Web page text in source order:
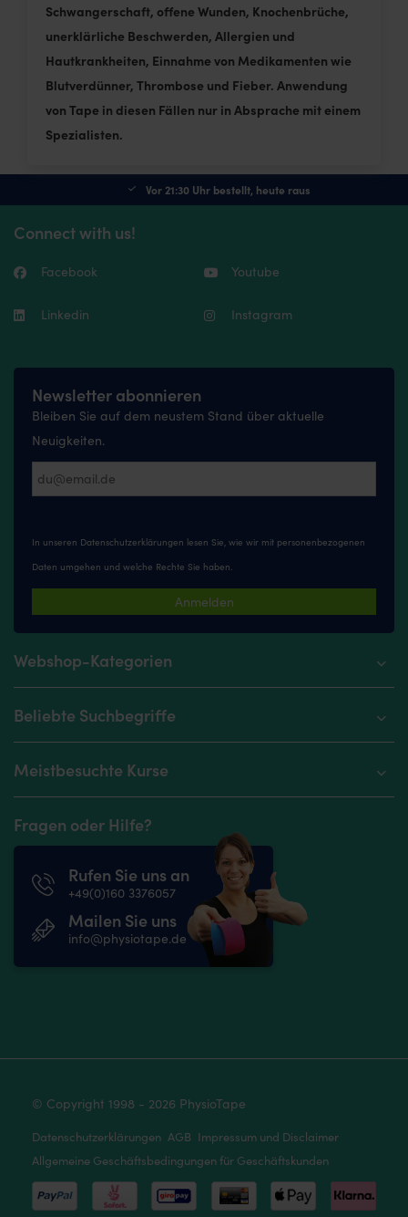
Schwangerschaft, offene Wunden, Knochenbrüche,
unerklärliche Beschwerden, Allergien und
Hautkrankheiten, Einnahme von Medikamenten wie
Blutverdünner, Thrombose und Fieber. Anwendung
von Tape in diesen Fällen nur in Absprache mit einem
Spezialisten.
Vor 21:30 Uhr bestellt, heute raus
Connect with us!
Facebook Youtube
Linkedin Instagram
Newsletter abonnieren
Bleiben Sie auf dem neustem Stand über aktuelle
Neuigkeiten.
In unseren Datenschutzerklärungen lesen Sie, wie wir mit personenbezogenen
Daten umgehen und welche Rechte Sie haben.
Anmelden
Webshop-Kategorien
Beliebte Suchbegriffe
Meistbesuchte Kurse
Fragen oder Hilfe?
Rufen Sie uns an
+49(0)160 3376057
Mailen Sie uns
info@physiotape.de
© Copyright 1998 - 2026 PhysioTape
Datenschutzerklärungen AGB Impressum und Disclaimer
Allgemeine Geschäftsbedingungen für Geschäftskunden